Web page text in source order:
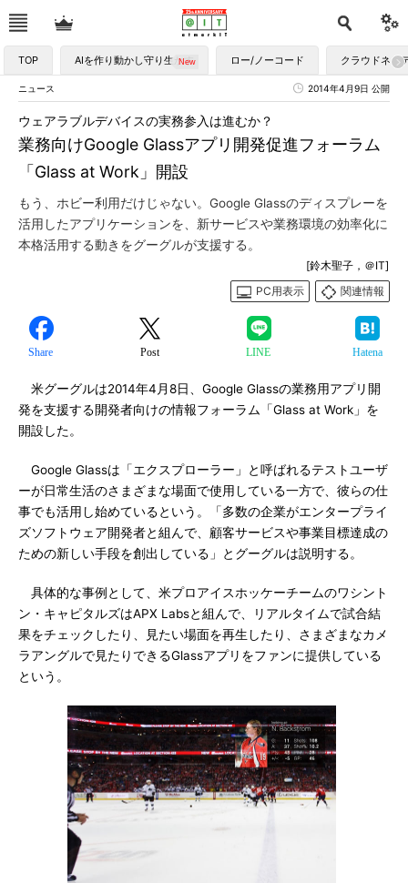
TOP AIを作り動かし守り生かす ロー/ノーコード クラウドネイ
ニュース 2014年4月9日 公開
業務向けGoogle Glassアプリ開発促進フォーラム
「Glass at Work」開設
ウェアラブルデバイスの実務参入は進むか？
もう、ホビー利用だけじゃない。Google Glassのディスプレーを
活用したアプリケーションを、新サービスや業務環境の効率化に
本格活用する動きをグーグルが支援する。
[鈴木聖子，＠IT]
PC用表示
関連情報
Share Post LINE Hatena
米グーグルは2014年4月8日、Google Glassの業務用アプリ開
発を支援する開発者向けの情報フォーラム「Glass at Work」を
開設した。
Google Glassは「エクスプローラー」と呼ばれるテストユーザ
ーが日常生活のさまざまな場面で使用している一方で、彼らの仕
事でも活用し始めているという。「多数の企業がエンタープライ
ズソフトウェア開発者と組んで、顧客サービスや事業目標達成の
ための新しい手段を創出している」とグーグルは説明する。
具体的な事例として、米プロアイスホッケーチームのワシント
ン・キャピタルズはAPX Labsと組んで、リアルタイムで試合結
果をチェックしたり、見たい場面を再生したり、さまざまなカメ
ラアングルで見たりできるGlassアプリをファンに提供している
という。